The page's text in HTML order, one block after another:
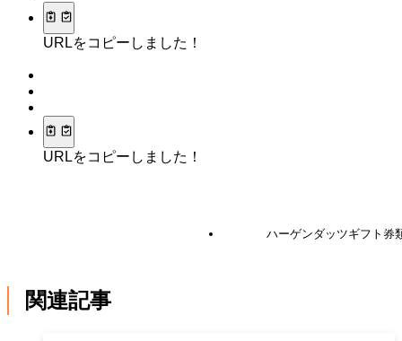
URLをコピーしました！
URLをコピーしました！
ハーゲンダッツギフト券
関連記事